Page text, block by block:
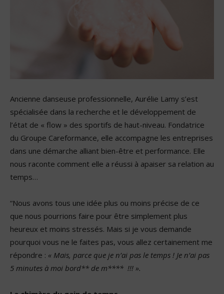
Ancienne danseuse professionnelle, Aurélie Lamy s’est
spécialisée dans la recherche et le développement de
l’état de « flow » des sportifs de haut-niveau. Fondatrice
du Groupe Careformance, elle accompagne les entreprises
dans une démarche alliant bien-être et performance. Elle
nous raconte comment elle a réussi à apaiser sa relation au
temps…
“Nous avons tous une idée plus ou moins précise de ce
que nous pourrions faire pour être simplement plus
heureux et moins stressés. Mais si je vous demande
pourquoi vous ne le faites pas, vous allez certainement me
répondre : « Mais, parce que je n’ai pas le temps ! Je n’ai pas
5 minutes à moi bord** de m**** !!! ».